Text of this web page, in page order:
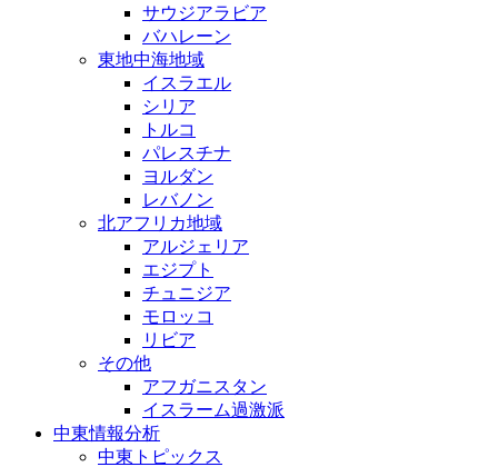
サウジアラビア
バハレーン
東地中海地域
イスラエル
シリア
トルコ
パレスチナ
ヨルダン
レバノン
北アフリカ地域
アルジェリア
エジプト
チュニジア
モロッコ
リビア
その他
アフガニスタン
イスラーム過激派
中東情報分析
中東トピックス